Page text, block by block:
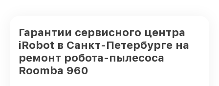
Гарантии сервисного центра
iRobot в Санкт-Петербурге на
ремонт робота-пылесоса
Roomba 960